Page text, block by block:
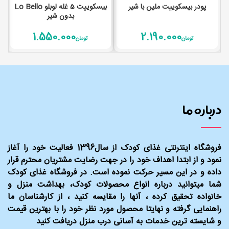
پودر بیسکوییت ملین با شیر
تومان2.190.000
بیسکوییت 5 غله لوبلو Lo Bello
بدون شیر
تومان1.550.000
درباره ما
فروشگاه اینترنتی غذای کودک از سال1396 فعالیت خود را آغاز
نمود و از ابتدا اهداف خود را در جهت رضایت مشتریان محترم قرار
داده و در این مسیر حرکت نموده است. در فروشگاه غذای کودک
شما میتوانید درباره انواع محصولات کودک، بهداشت منزل و
خانواده تحقیق کرده ، آنها را مقایسه کنید ، از کارشناسان ما
راهنمایی گرفته و نهایتا محصول مورد نظر خود را با بهترین قیمت
و شایسته ترین خدمات به آسانی درب منزل دریافت کنید